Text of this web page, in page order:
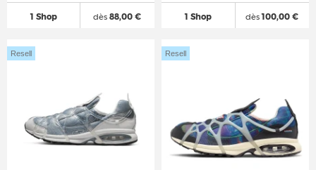
1 Shop dès 88,00 € 1 Shop dès100,00 €
Resell Resell